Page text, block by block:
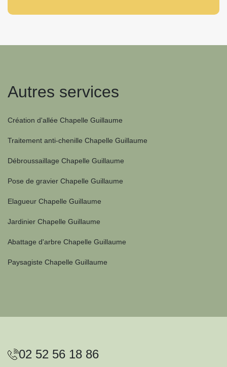
Autres services
Création d'allée Chapelle Guillaume
Traitement anti-chenille Chapelle Guillaume
Débroussaillage Chapelle Guillaume
Pose de gravier Chapelle Guillaume
Elagueur Chapelle Guillaume
Jardinier Chapelle Guillaume
Abattage d'arbre Chapelle Guillaume
Paysagiste Chapelle Guillaume
02 52 56 18 86